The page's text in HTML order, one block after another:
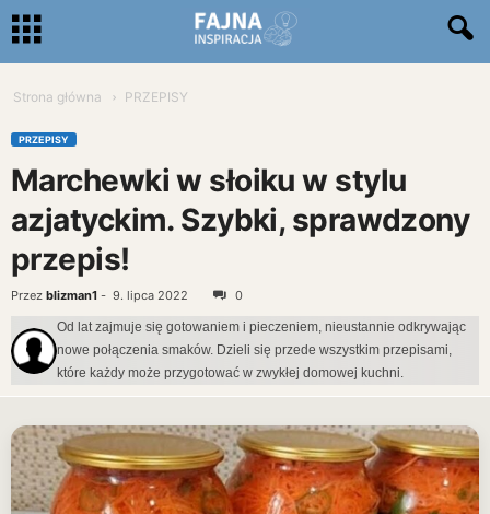
Strona główna PRZEPISY
PRZEPISY
Marchewki w słoiku w stylu
azjatyckim. Szybki, sprawdzony
przepis!
Przez blizman1 - 9. lipca 2022 0
Od lat zajmuje się gotowaniem i pieczeniem, nieustannie odkrywając
nowe połączenia smaków. Dzieli się przede wszystkim przepisami,
które każdy może przygotować w zwykłej domowej kuchni.